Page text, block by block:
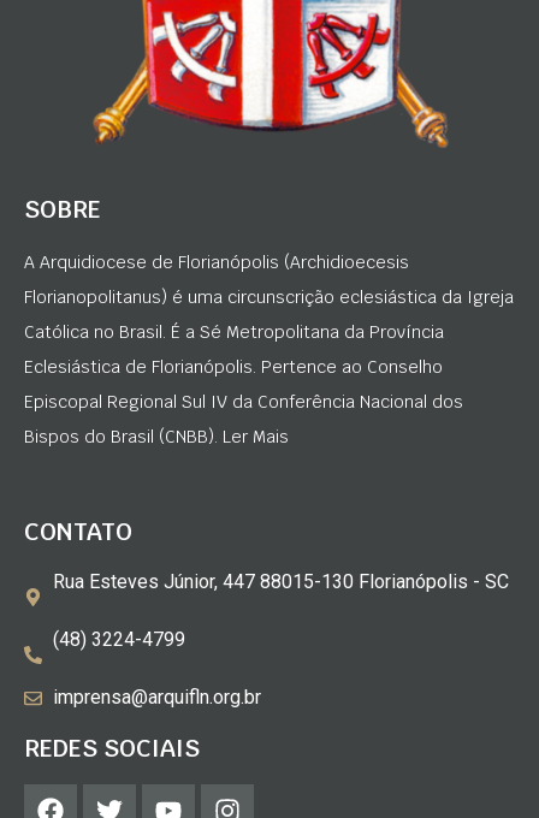
SOBRE
A Arquidiocese de Florianópolis (Archidioecesis
Florianopolitanus) é uma circunscrição eclesiástica da Igreja
Católica no Brasil. É a Sé Metropolitana da Província
Eclesiástica de Florianópolis. Pertence ao Conselho
Episcopal Regional Sul IV da Conferência Nacional dos
Bispos do Brasil (CNBB). Ler Mais
CONTATO
Rua Esteves Júnior, 447 88015-130 Florianópolis - SC
(48) 3224-4799
imprensa@arquifln.org.br
REDES SOCIAIS